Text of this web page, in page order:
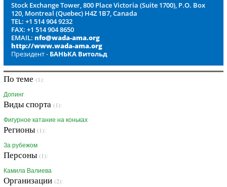
Stock Exchange Tower, 800 Place Victoria (Suite 1700), P.O. Box
120, Montreal (Quebec) H4Z 1B7, Canada
TEL: +1 514 904 9232
FAX: +1 514 904 8650
EMAIL: nfo@wada-ama.org
http://www.wada-ama.org
Президент - БАНЬКА Витольд
По теме (1):
Допинг
Виды спорта (1):
Фигурное катание на коньках
Регионы (1):
За рубежом
Персоны (1):
Камила Валиева
Организации (2):